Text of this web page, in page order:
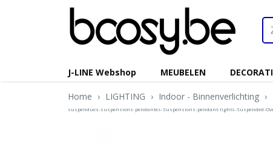
J-LINE Webshop MEUBELEN
Home › LIGHTING › Indoor - Binnenverlichting ›
suspendues-suspensions-pendantes-Suspensions-pendant-lights-Suspended-